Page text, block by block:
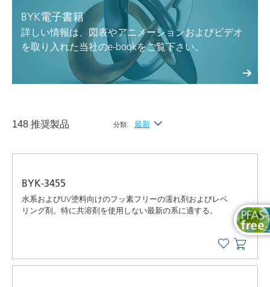
BYK電子書籍
詳しい情報は、図表やアニメーションおよびビデオ
を取り入れた当社のe-bookをご覧下さい。
148 推奨製品 分類: 最新
BYK-3455
水系およびUV塗料向けのフッ素フリーの濡れ剤およびレベ
リング剤。特に共溶剤を使用しない最新の系に適する。